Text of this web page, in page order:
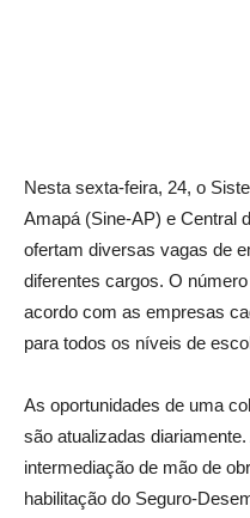
Nesta sexta-feira, 24, o
Amapá (Sine-AP) e Central
ofertam diversas vagas de
diferentes cargos. O
acordo com as empresas
para todos os níveis de
As oportunidades de uma
são atualizadas
intermediação de mão de
habilitação do Seguro-